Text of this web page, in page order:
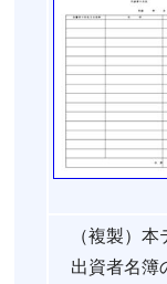
（複製）
出資者名簿